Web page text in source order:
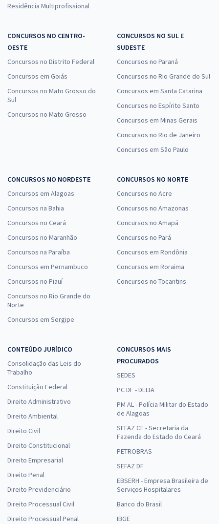
Residência Multiprofissional
CONCURSOS NO CENTRO-
OESTE
Concursos no Distrito Federal
Concursos em Goiás
Concursos no Mato Grosso do
Sul
Concursos no Mato Grosso
CONCURSOS NO SUL E
SUDESTE
Concursos no Paraná
Concursos no Rio Grande do Sul
Concursos em Santa Catarina
Concursos no Espírito Santo
Concursos em Minas Gerais
Concursos no Rio de Janeiro
Concursos em São Paulo
CONCURSOS NO NORDESTE
Concursos em Alagoas
Concursos na Bahia
Concursos no Ceará
Concursos no Maranhão
Concursos na Paraíba
Concursos em Pernambuco
Concursos no Piauí
Concursos no Rio Grande do
Norte
Concursos em Sergipe
CONCURSOS NO NORTE
Concursos no Acre
Concursos no Amazonas
Concursos no Amapá
Concursos no Pará
Concursos em Rondônia
Concursos em Roraima
Concursos no Tocantins
CONTEÚDO JURÍDICO
Consolidação das Leis do
Trabalho
Constituição Federal
Direito Administrativo
Direito Ambiental
Direito Civil
Direito Constitucional
Direito Empresarial
Direito Penal
Direito Previdenciário
Direito Processual Civil
Direito Processual Penal
CONCURSOS MAIS
PROCURADOS
SEDES
PC DF - DELTA
PM AL - Polícia Militar do Estado
de Alagoas
SEFAZ CE - Secretaria da
Fazenda do Estado do Ceará
PETROBRAS
SEFAZ DF
EBSERH - Empresa Brasileira de
Serviços Hospitalares
Banco do Brasil
IBGE